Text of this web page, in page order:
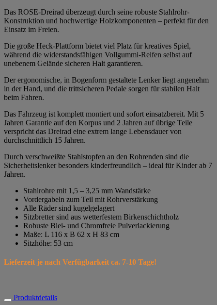
Das ROSE-Dreirad überzeugt durch seine robuste Stahlrohr-
Konstruktion und hochwertige Holzkomponenten – perfekt für den
Einsatz im Freien.
Die große Heck-Plattform bietet viel Platz für kreatives Spiel,
während die widerstandsfähigen Vollgummi-Reifen selbst auf
unebenem Gelände sicheren Halt garantieren.
Der ergonomische, in Bogenform gestaltete Lenker liegt angenehm
in der Hand, und die trittsicheren Pedale sorgen für stabilen Halt
beim Fahren.
Das Fahrzeug ist komplett montiert und sofort einsatzbereit. Mit 5
Jahren Garantie auf den Korpus und 2 Jahren auf übrige Teile
verspricht das Dreirad eine extrem lange Lebensdauer von
durchschnittlich 15 Jahren.
Durch verschweißte Stahlstopfen an den Rohrenden sind die
Sicherheitslenker besonders kinderfreundlich – ideal für Kinder ab 7
Jahren.
Stahlrohre mit 1,5 – 3,25 mm Wandstärke
Vordergabeln zum Teil mit Rohrverstärkung
Alle Räder sind kugelgelagert
Sitzbretter sind aus wetterfestem Birkenschichtholz
Robuste Blei- und Chromfreie Pulverlackierung
Maße: L 116 x B 62 x H 83 cm
Sitzhöhe: 53 cm
Lieferzeit je nach Verfügbarkeit ca. 7-10 Tage!
Produktdetails